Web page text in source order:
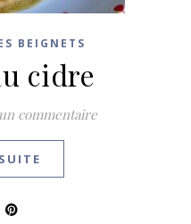
BEIGNETS
cidre
commentaire